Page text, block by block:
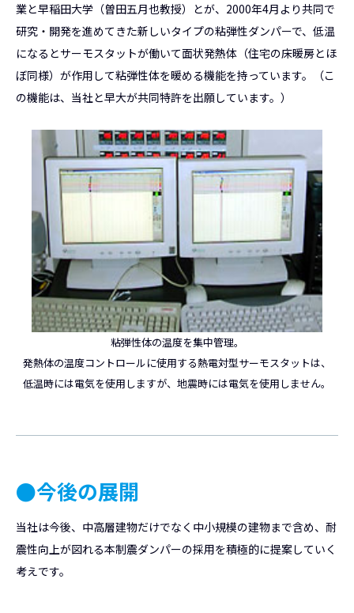
業と早稲田大学（曽田五月也教授）とが、2000年4月より共同で
研究・開発を進めてきた新しいタイプの粘弾性ダンパーで、低温
になるとサーモスタットが働いて面状発熱体（住宅の床暖房とほ
ぼ同様）が作用して粘弾性体を暖める機能を持っています。（こ
の機能は、当社と早大が共同特許を出願しています。）
粘弾性体の温度を集中管理。
発熱体の温度コントロールに使用する熱電対型サーモスタットは、
低温時には電気を使用しますが、地震時には電気を使用しません。
●今後の展開
当社は今後、中高層建物だけでなく中小規模の建物まで含め、耐
震性向上が図れる本制震ダンパーの採用を積極的に提案していく
考えです。